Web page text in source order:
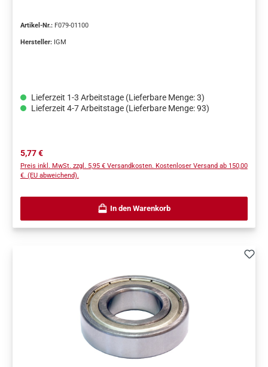
Artikel-Nr.: F079-01100
Hersteller: IGM
Lieferzeit 1-3 Arbeitstage (Lieferbare Menge: 3)
Lieferzeit 4-7 Arbeitstage (Lieferbare Menge: 93)
Regulärer Preis:
5,77 €
Preis inkl. MwSt. zzgl. 5,95 € Versandkosten. Kostenloser Versand ab 150,00
€. (EU abweichend).
In den Warenkorb